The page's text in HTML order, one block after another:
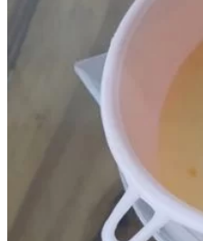
Kỹ Thuật Viên
Lạnh Dân Dụng
Ngành Khác
Quản Trị & Phát
Giám Đốc
Công Nghệ Thông
Chuyên Viên
An Ninh
Chuyên Viên
Mạng
Quản Trị Hệ
Quản Trị
Data Analyst